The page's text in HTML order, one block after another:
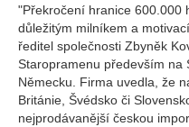
"Překročení hranice 600.000
důležitým milníkem a
ředitel společnosti Zbyněk
Staropramenu především na
Německu. Firma uvedla, že
Británie, Švédsko či
nejprodávanější českou